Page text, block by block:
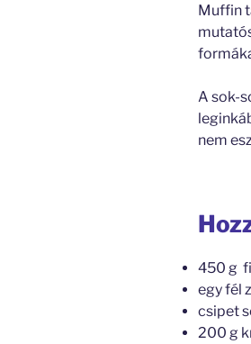
Muffin
A sok-
nem
450 g
egy fél
csipet
200 g